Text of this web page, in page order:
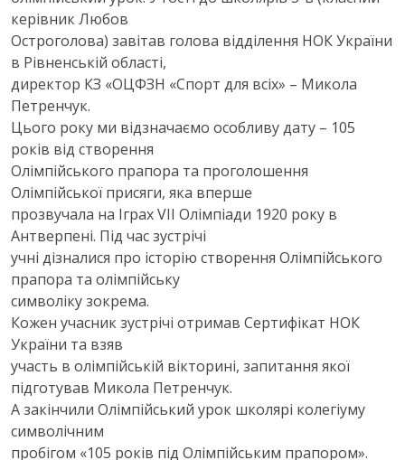
керівник Любов
Остроголова) завітав голова відділення НОК України
в Рівненській області,
директор КЗ «ОЦФЗН «Спорт для всіх» – Микола
Петренчук.
Цього року ми відзначаємо особливу дату – 105
років від створення
Олімпійського прапора та проголошення
Олімпійської присяги, яка вперше
прозвучала на Іграх VII Олімпіади 1920 року в
Антверпені. Під час зустрічі
учні дізналися про історію створення Олімпійського
прапора та олімпійську
символіку зокрема.
Кожен учасник зустрічі отримав Сертифікат НОК
України та взяв
участь в олімпійській вікторині, запитання якої
підготував Микола Петренчук.
А закінчили Олімпійський урок школярі колегіуму
символічним
пробігом «105 років під Олімпійським прапором».